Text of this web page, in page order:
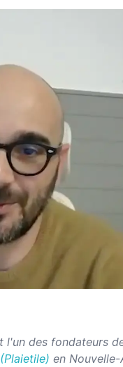
l'un des fondateurs
en Nouvelle-